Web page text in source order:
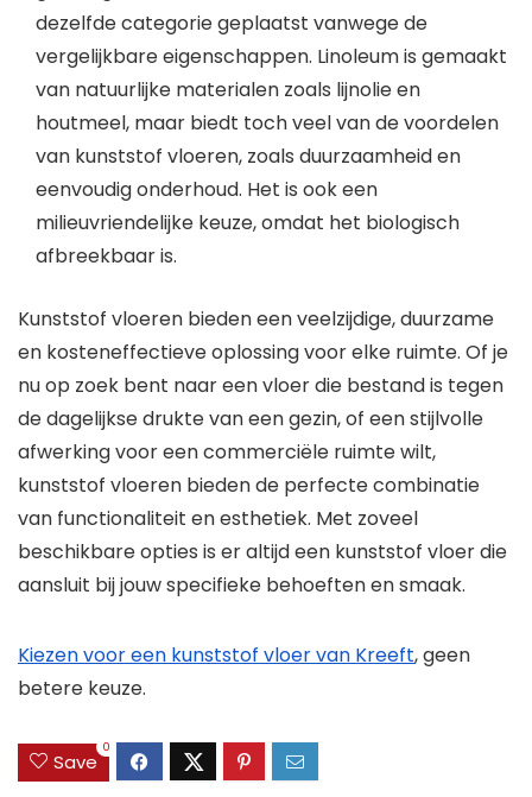
dezelfde categorie geplaatst vanwege de
vergelijkbare eigenschappen. Linoleum is gemaakt
van natuurlijke materialen zoals lijnolie en
houtmeel, maar biedt toch veel van de voordelen
van kunststof vloeren, zoals duurzaamheid en
eenvoudig onderhoud. Het is ook een
milieuvriendelijke keuze, omdat het biologisch
afbreekbaar is.
Kunststof vloeren bieden een veelzijdige, duurzame
en kosteneffectieve oplossing voor elke ruimte. Of je
nu op zoek bent naar een vloer die bestand is tegen
de dagelijkse drukte van een gezin, of een stijlvolle
afwerking voor een commerciële ruimte wilt,
kunststof vloeren bieden de perfecte combinatie
van functionaliteit en esthetiek. Met zoveel
beschikbare opties is er altijd een kunststof vloer die
aansluit bij jouw specifieke behoeften en smaak.
Kiezen voor een kunststof vloer van Kreeft, geen
betere keuze.
Save
0